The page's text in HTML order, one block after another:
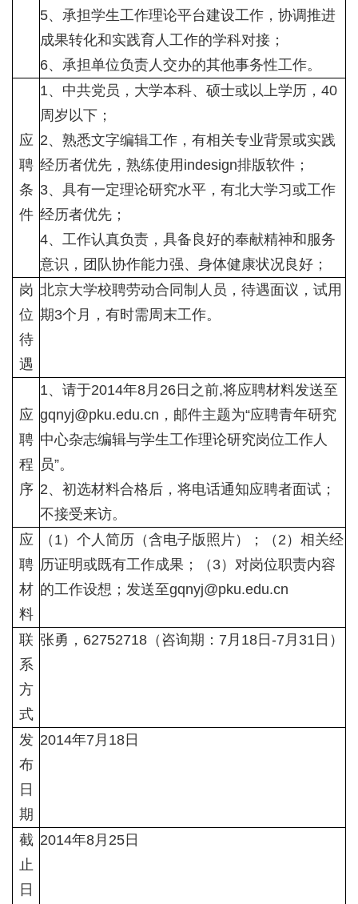
5、承担学生工作理论平台建设工作，协调推进
成果转化和实践育人工作的学科对接；
6、承担单位负责人交办的其他事务性工作。
应
聘
条
件
1、中共党员，大学本科、硕士或以上学历，40
周岁以下；
2、熟悉文字编辑工作，有相关专业背景或实践
经历者优先，熟练使用indesign排版软件；
3、具有一定理论研究水平，有北大学习或工作
经历者优先；
4、工作认真负责，具备良好的奉献精神和服务
意识，团队协作能力强、身体健康状况良好；
岗
位
待
遇
北京大学校聘劳动合同制人员，待遇面议，试用
期3个月，有时需周末工作。
应
聘
程
序
1、请于2014年8月26日之前,将应聘材料发送至
gqnyj@pku.edu.cn，邮件主题为“应聘青年研究
中心杂志编辑与学生工作理论研究岗位工作人
员”。
2、初选材料合格后，将电话通知应聘者面试；
不接受来访。
应
聘
材
料
（1）个人简历（含电子版照片）；（2）相关经
历证明或既有工作成果；（3）对岗位职责内容
的工作设想；发送至gqnyj@pku.edu.cn
联
系
方
式
张勇，62752718（咨询期：7月18日-7月31日）
发
布
日
期
2014年7月18日
截
止
日
2014年8月25日